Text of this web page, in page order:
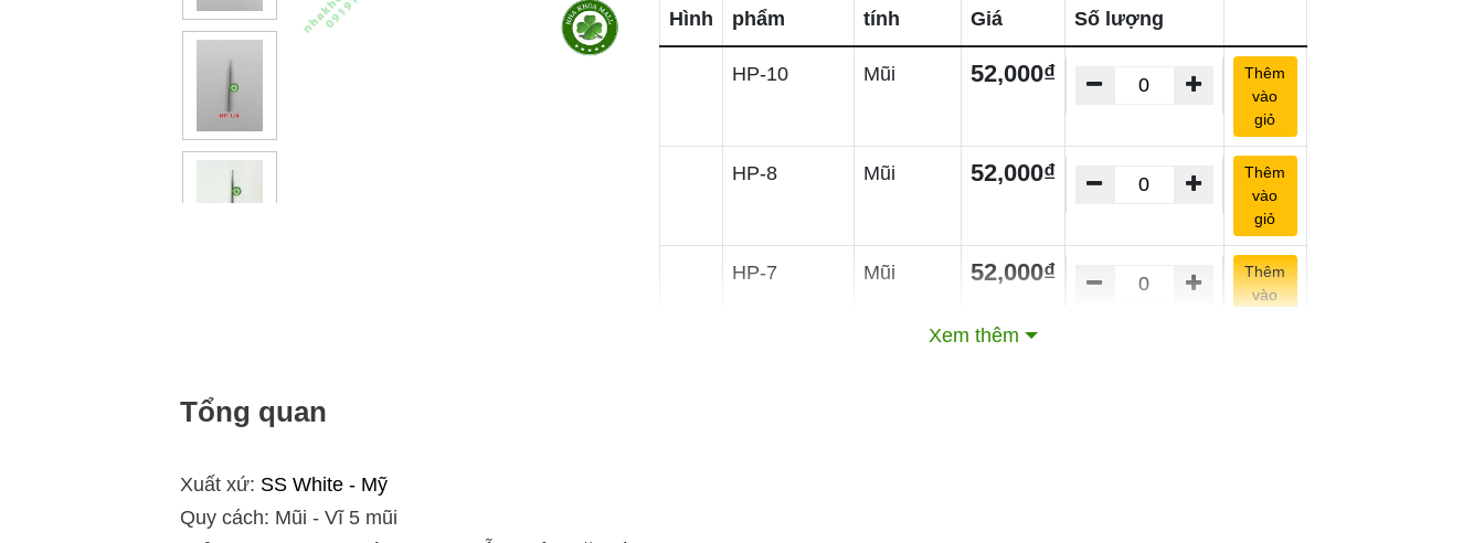
Hình
phẩm
tính
Giá Số lượng
HP-10 Mũi 52,000₫
Thêm
vào
giỏ
HP-8 Mũi 52,000₫
Thêm
vào
giỏ
HP-7 Mũi 52,000₫
Thêm
vào
Xem thêm
Tổng quan
Xuất xứ: SS White - Mỹ
Quy cách: Mũi - Vĩ 5 mũi